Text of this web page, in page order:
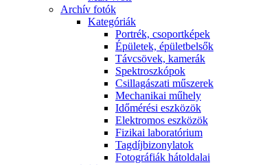
Ar­chív fo­tók
Ka­te­gó­ri­ák
Port­rék, cso­port­ké­pek
Épü­le­tek, épü­let­bel­sők
Táv­csö­vek, ka­me­rák
Spekt­rosz­kó­pok
Csil­la­gá­sza­ti mű­sze­rek
Me­cha­ni­kai mű­hely
Idő­mé­ré­si esz­kö­zök
Elekt­ro­mos esz­kö­zök
Fi­zi­kai la­bo­ra­tó­ri­um
Tag­díj­bi­zony­la­tok
Fo­tog­rá­fi­ák hát­ol­da­lai